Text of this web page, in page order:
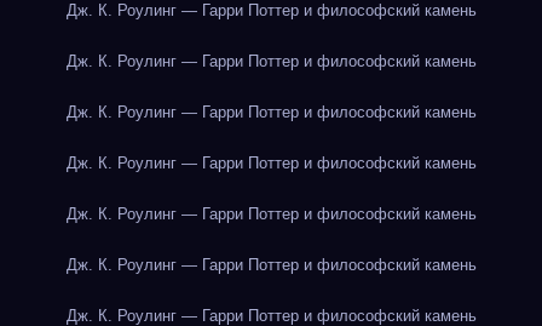
Дж. К. Роулинг — Гарри Поттер и философский камень
Дж. К. Роулинг — Гарри Поттер и философский камень
Дж. К. Роулинг — Гарри Поттер и философский камень
Дж. К. Роулинг — Гарри Поттер и философский камень
Дж. К. Роулинг — Гарри Поттер и философский камень
Дж. К. Роулинг — Гарри Поттер и философский камень
Дж. К. Роулинг — Гарри Поттер и философский камень